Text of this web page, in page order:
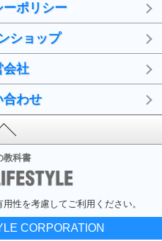
ーポリシー
ショップ
会社
合わせ
教科書
性を考慮してご利用ください。
CORPORATION